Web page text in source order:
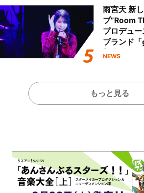
雨宮天 新
ブ”Room
プロデュ
ブランド
新作アクセ
NEWS
もっと見る